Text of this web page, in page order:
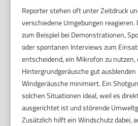
Reporter stehen oft unter Zeitdruck
verschiedene Umgebungen reagieren.
zum Beispiel bei Demonstrationen,
oder spontanen Interviews zum
entscheidend, ein Mikrofon zu nutzen,
Hintergrundgeräusche gut
Windgeräusche minimiert. Ein
solchen Situationen ideal, weil es
ausgerichtet ist und störende
Zusätzlich hilft ein Windschutz dabei,